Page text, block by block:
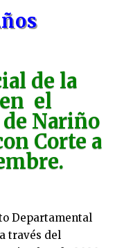
de la
el
Nariño
Corte a
Departamental
través del